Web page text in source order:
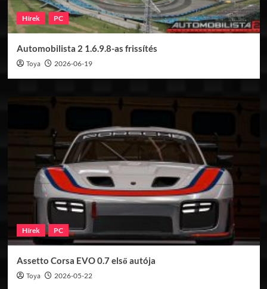
Hírek PC
Automobilista 2 1.6.9.8-as frissítés
Toya 2026-06-19
Hírek PC
Assetto Corsa EVO 0.7 első autója
Toya 2026-05-22